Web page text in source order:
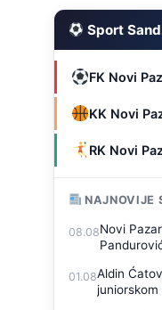
Sport
FK Novi
KK Novi
RK Novi
NAJNOVIJE
08.08Novi
01.08Aldin
juniorskom